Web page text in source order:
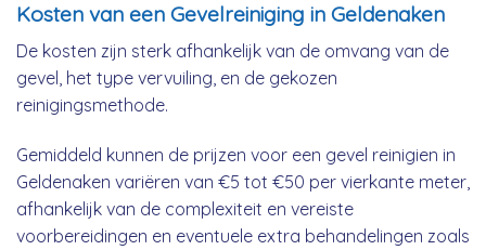
Kosten van een Gevelreiniging in Geldenaken
De kosten zijn sterk afhankelijk van de omvang van de
gevel, het type vervuiling, en de gekozen
reinigingsmethode.
Gemiddeld kunnen de prijzen voor een gevel reinigien in
Geldenaken variëren van €5 tot €50 per vierkante meter,
afhankelijk van de complexiteit en vereiste
voorbereidingen en eventuele extra behandelingen zoals